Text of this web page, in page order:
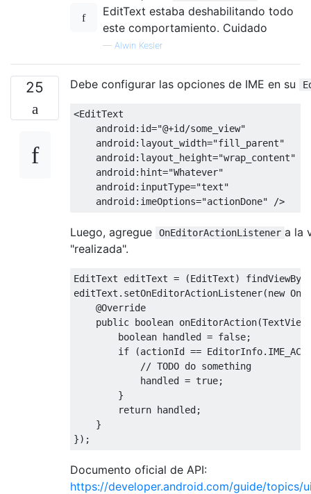
EditText estaba deshabilitando todo
este comportamiento. Cuidado
— Alwin Kesler
25 Debe configurar las opciones de IME en su
<EditText
android:id="@+id/some_view"
android:layout_width="fill_parent"
android:layout_height="wrap_content"
android:hint="Whatever"
android:inputType="text"
android:imeOptions="actionDone" />
Luego, agregue OnEditorActionListener a la
"realizada".
EditText editText = (EditText)
editText . setOnEditorActionListener(new
@Override
public boolean onEditorAction(TextView
boolean handled = false;
if
(actionId == EditorInfo.
// TODO do something
            handled
= true;
}
return handled;
}
});
Documento oficial de API:
https://developer.android.com/guide/topics/